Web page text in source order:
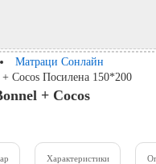
Матраци Сонлайн
Cocos Посилена 150*200
+ Cocos
Характеристики